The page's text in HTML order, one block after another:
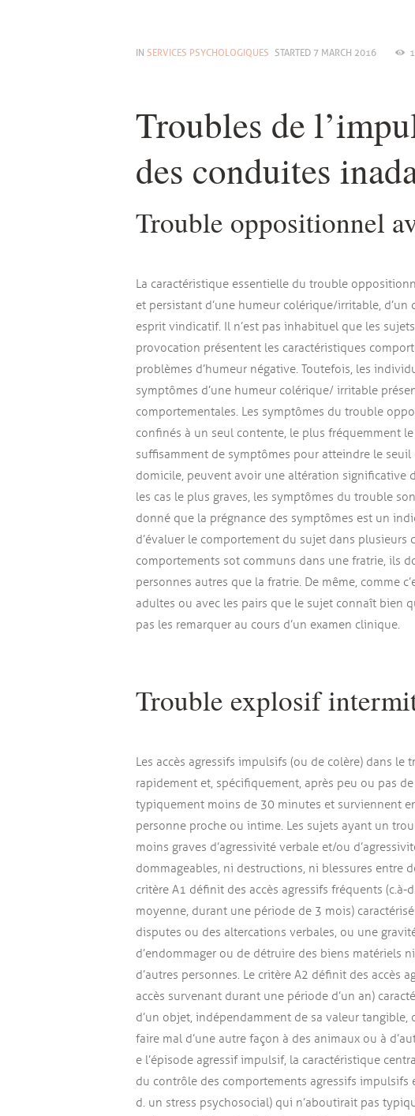
IN SERVICES PSYCHOLOGIQUES STARTED 7 MARCH 2016
Troubles de
des conduites
Trouble oppositionnel
La caractéristique essentielle du trouble
et persistant d’une humeur colérique/irritable,
esprit vindicatif. Il n’est pas inhabituel que les
provocation présentent les caractéristiques
problèmes d’humeur négative. Toutefois, les
symptômes d’une humeur colérique/ irritable
comportementales. Les symptômes du trouble
confinés à un seul contente, le plus fréquemment
suffisamment de symptômes pour atteindre le seuil
domicile, peuvent avoir une altération significative
les cas le plus graves, les symptômes du trouble
donné que la prégnance des symptômes est un
d’évaluer le comportement du sujet dans plusieurs
comportements sot communs dans une fratrie, ils
personnes autres que la fratrie. De même, comme
adultes ou avec les pairs que le sujet connaît bien
pas les remarquer au cours d’un examen clinique.
Trouble explosif
Les accès agressifs impulsifs (ou de colère) dans
rapidement et, spécifiquement, après peu ou pas
typiquement moins de 30 minutes et surviennent
personne proche ou intime. Les sujets ayant un
moins graves d’agressivité verbale et/ou
dommageables, ni destructions, ni blessures entre
critère A1 définit des accès agressifs fréquents
moyenne, durant une période de 3 mois)
disputes ou des altercations verbales, ou une
d’endommager ou de détruire des biens matériels
d’autres personnes. Le critère A2 définit des accès
accès survenant durant une période d’un an)
d’un objet, indépendamment de sa valeur tangible,
faire mal d’une autre façon à des animaux ou à
e l’épisode agressif impulsif, la caractéristique
du contrôle des comportements agressifs
d. un stress psychosocial) qui n’aboutirait pas